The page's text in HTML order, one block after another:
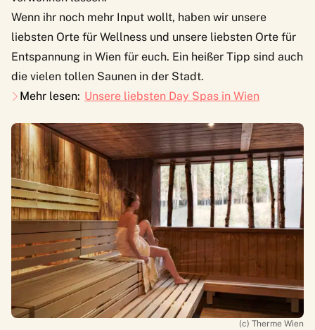
Wenn ihr noch mehr Input wollt, haben wir unsere
liebsten Orte für Wellness und unsere liebsten Orte für
Entspannung in Wien für euch. Ein heißer Tipp sind auch
die vielen tollen Saunen in der Stadt.
Mehr lesen: Unsere liebsten Day Spas in Wien
(c) Therme Wien